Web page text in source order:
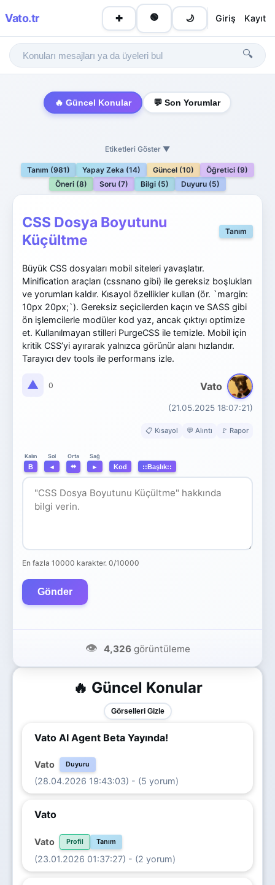
Vato.tr ✚ 🟢 🌙 Giriş Kayıt
🔍
🔥 Güncel Konular 💬 Son Yorumlar
Etiketleri Göster ▼
Tanım (981) Yapay Zeka (14) Güncel (10)
Öğretici (9)
Öneri (8)
Soru (7) Bilgi (5) Duyuru (5)
🔥 Güncel Konular
Görselleri Gizle
Vato AI Agent Beta Yayında!
Vato Duyuru
(28.04.2026 19:43:03) - (5 yorum)
Vato
Vato Profil Tanım
(23.01.2026 01:37:27) - (2 yorum)
CSS Dosya Boyutunu
Küçültme
Tanım
Büyük CSS dosyaları mobil siteleri yavaşlatır.
Minification araçları (cssnano gibi) ile gereksiz boşlukları
ve yorumları kaldır. Kısayol özellikler kullan (ör. `margin:
10px 20px;`). Gereksiz seçicilerden kaçın ve SASS gibi
ön işlemcilerle modüler kod yaz, ancak çıktıyı optimize
et. Kullanılmayan stilleri PurgeCSS ile temizle. Mobil için
kritik CSS’yi ayırarak yalnızca görünür alanı hızlandır.
Tarayıcı dev tools ile performans izle.
Vato
(21.05.2025 18:07:21)
▲ 0
📋 Kısayol 💬 Alıntı 🚩 Rapor
Kalın
B
Sol
◄
Orta
⬌
Sağ
► Kod ::Başlık::
En fazla 10000 karakter. 0/10000
Gönder
👁️ 4,326görüntüleme